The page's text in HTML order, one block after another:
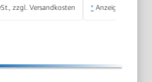
zzgl. Versandkosten * Anzeige